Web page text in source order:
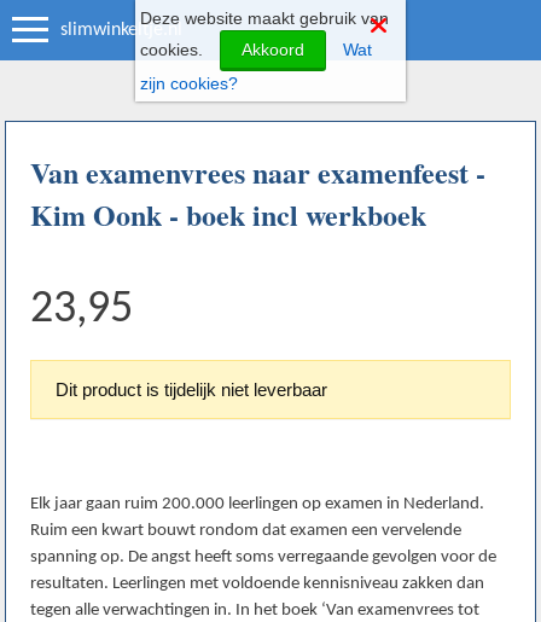
slimwinkeltje.nl
Van examenvrees naar examenfeest -
Kim Oonk - boek incl werkboek
23,95
Dit product is tijdelijk niet leverbaar
Elk jaar gaan ruim 200.000 leerlingen op examen in Nederland.
Ruim een kwart bouwt rondom dat examen een vervelende
spanning op. De angst heeft soms verregaande gevolgen voor de
resultaten. Leerlingen met voldoende kennisniveau zakken dan
tegen alle verwachtingen in. In het boek ‘Van examenvrees tot
Deze website maakt gebruik van
cookies.
Akkoord
Wat
zijn cookies?